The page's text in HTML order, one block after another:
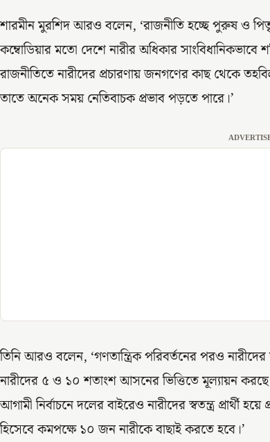
শারমীন মুরশিদ আরও বলেন, ‘রাজনীতি হচ্ছে পুরুষ ও
কম্বোডিয়ার মতো দেশে নারীর অধিকার
রাজনীতিতে নারীদের প্রচারণায় জনগণের কাছ থেকে
তাতে অনেক সময় নেতিবাচক প্রভাব পড়তে পারে।’
তিনি আরও বলেন, ‘গণতান্ত্রিক পরিবর্তনের পরও
নারীদের ৫ ও ১০ শতাংশ আসনের ভিত্তিতে মূল্যায়ন
আগামী নির্বাচনে দলের বাইরেও নারীদের স্বতন্ত্র প্রার্থী হয়ে
হিসেবে কমপক্ষে ১০ জন নারীকে বাছাই করতে হবে।’